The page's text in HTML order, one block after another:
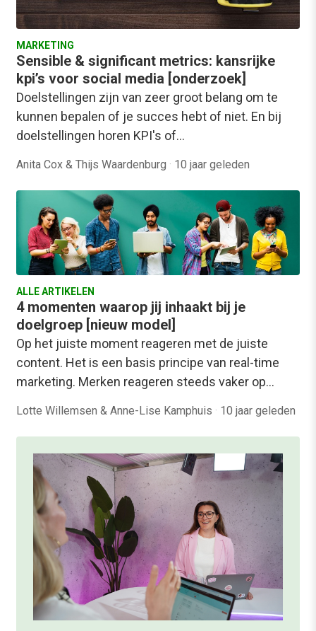
MARKETING
Sensible & significant metrics: kansrijke
kpi’s voor social media [onderzoek]
Doelstellingen zijn van zeer groot belang om te
kunnen bepalen of je succes hebt of niet. En bij
doelstellingen horen KPI's of…
Anita Cox & Thijs Waardenburg · 10 jaar geleden
ALLE ARTIKELEN
4 momenten waarop jij inhaakt bij je
doelgroep [nieuw model]
Op het juiste moment reageren met de juiste
content. Het is een basis principe van real-time
marketing. Merken reageren steeds vaker op…
Lotte Willemsen & Anne-Lise Kamphuis · 10 jaar geleden